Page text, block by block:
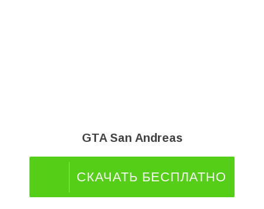
GTA San Andreas
СКАЧАТЬ БЕСПЛАТНО